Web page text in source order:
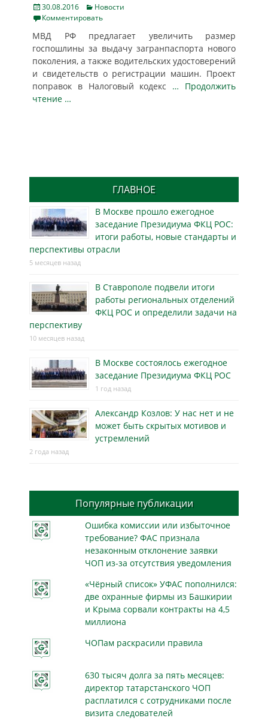
Posted
on
30.08.2016 Categories
Новости
Комментировать
МВД РФ предлагает увеличить размер
госпошлины за выдачу загранпаспорта нового
поколения, а также водительских удостоверений
и свидетельств о регистрации машин. Проект
поправок в Налоговый кодекс … Продолжить
чтение …
ГЛАВНОЕ
В Москве прошло ежегодное
заседание Президиума ФКЦ РОС:
итоги работы, новые стандарты и
перспективы отрасли
5 месяцев назад
В Ставрополе подвели итоги
работы региональных отделений
ФКЦ РОС и определили задачи на
перспективу
10 месяцев назад
В Москве состоялось ежегодное
заседание Президиума ФКЦ РОС
1 год назад
Александр Козлов: У нас нет и не
может быть скрытых мотивов и
устремлений
2 года назад
Популярные публикации
Ошибка комиссии или избыточное
требование? ФАС признала
незаконным отклонение заявки
ЧОП из-за отсутствия уведомления
«Чёрный список» УФАС пополнился:
две охранные фирмы из Башкирии
и Крыма сорвали контракты на 4,5
миллиона
ЧОПам раскрасили правила
630 тысяч долга за пять месяцев:
директор татарстанского ЧОП
расплатился с сотрудниками после
визита следователей